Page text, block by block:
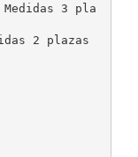
3 pla
2 plazas